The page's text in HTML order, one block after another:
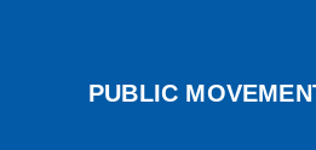
PUBLIC